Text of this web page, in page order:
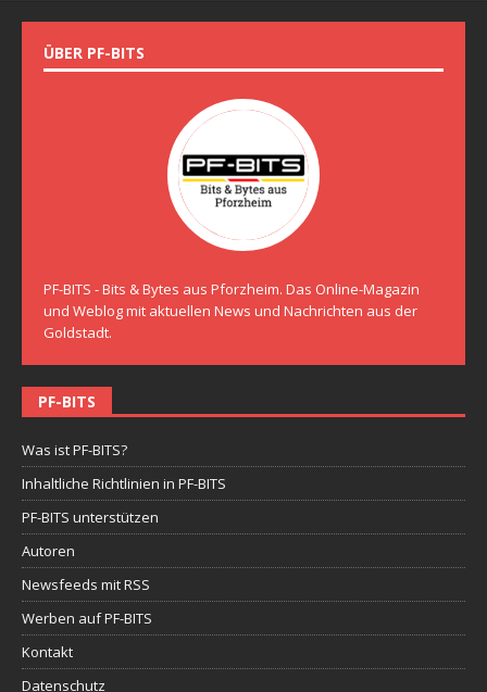
ÜBER PF-BITS
PF-BITS - Bits & Bytes aus Pforzheim. Das Online-Magazin
und Weblog mit aktuellen News und Nachrichten aus der
Goldstadt.
PF-BITS
Was ist PF-BITS?
Inhaltliche Richtlinien in PF-BITS
PF-BITS unterstützen
Autoren
Newsfeeds mit RSS
Werben auf PF-BITS
Kontakt
Datenschutz